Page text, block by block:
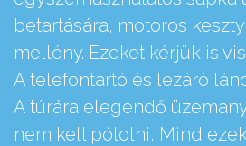
betartására, motoros
mellény. Ezeket kérjük is
A telefontartó és lezáró
A túrára elegendő
nem kell pótolni, Mind